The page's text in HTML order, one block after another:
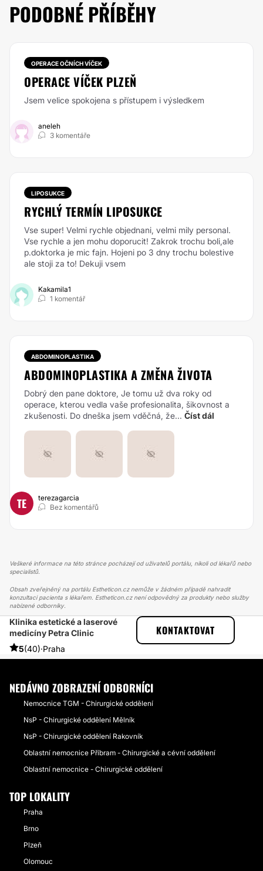
PODOBNÉ PŘÍBĚHY
OPERACE OČNÍCH VÍČEK
OPERACE VÍČEK PLZEŇ
Jsem velice spokojena s přístupem i výsledkem
aneleh
3 komentáře
LIPOSUKCE
RYCHLÝ TERMÍN LIPOSUKCE
Vse super! Velmi rychle objednani, velmi mily personal.
Vse rychle a jen mohu doporucit! Zakrok trochu boli,ale
p.doktorka je mic fajn. Hojeni po 3 dny trochu bolestive
ale stoji za to! Dekuji vsem
Kakamila1
1 komentář
ABDOMINOPLASTIKA
ABDOMINOPLASTIKA A ZMĚNA ŽIVOTA
Dobrý den pane doktore, Je tomu už dva roky od
operace, kterou vedla vaše profesionalita, šikovnost a
zkušenosti. Do dneška jsem vděčná, že... Číst dál
TE
terezagarcia
Bez komentářů
Veškeré informace na této stránce pocházejí od uživatelů portálu, nikoli od lékařů nebo
specialistů.
Obsah zveřejněný na portálu Estheticon.cz nemůže v žádném případě nahradit
konzultaci pacienta s lékařem. Estheticon.cz není odpovědný za produkty nebo služby
nabízené odborníky.
Klinika estetické a laserové
medicíny Petra Clinic
5(40)·Praha
KONTAKTOVAT
ESTHETICON
PŘÍBĚHY
PŘÍBĚHY TÝKAJÍCÍ SE ZÁKROKU LASEROVÁ REJUVENACE VAGÍNY
INKONTINENCE, UVOLNĚNÍ POŠEVNÍCH STĚN
NEDÁVNO ZOBRAZENÍ ODBORNÍCI
Nemocnice TGM - Chirurgické oddělení
NsP - Chirurgické oddělení Mělník
NsP - Chirurgické oddělení Rakovník
Oblastní nemocnice Příbram - Chirurgické a cévní oddělení
Oblastní nemocnice - Chirurgické oddělení
TOP LOKALITY
Praha
Brno
Plzeň
Olomouc